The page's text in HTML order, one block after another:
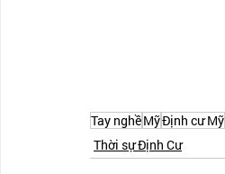
Tay nghềMỹĐịnh cư Mỹ
Thời sự Định Cư